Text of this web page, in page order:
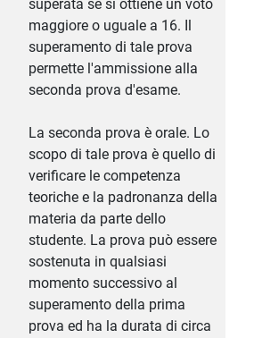
superata se si ottiene un voto
maggiore o uguale a 16. Il
superamento di tale prova
permette l'ammissione alla
seconda prova d'esame.
La seconda prova è orale. Lo
scopo di tale prova è quello di
verificare le competenza
teoriche e la padronanza della
materia da parte dello
studente. La prova può essere
sostenuta in qualsiasi
momento successivo al
superamento della prima
prova ed ha la durata di circa